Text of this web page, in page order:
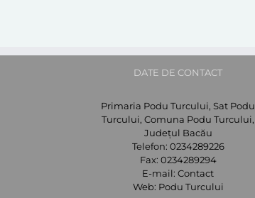
DATE DE CONTACT
Primaria Podu Turcului, Sat Podu
Turcului, Comuna Podu Turcului,
Județul Bacău
Telefon: 0234289226
Fax: 0234289294
E-mail: Contact
Web: Podu Turcului